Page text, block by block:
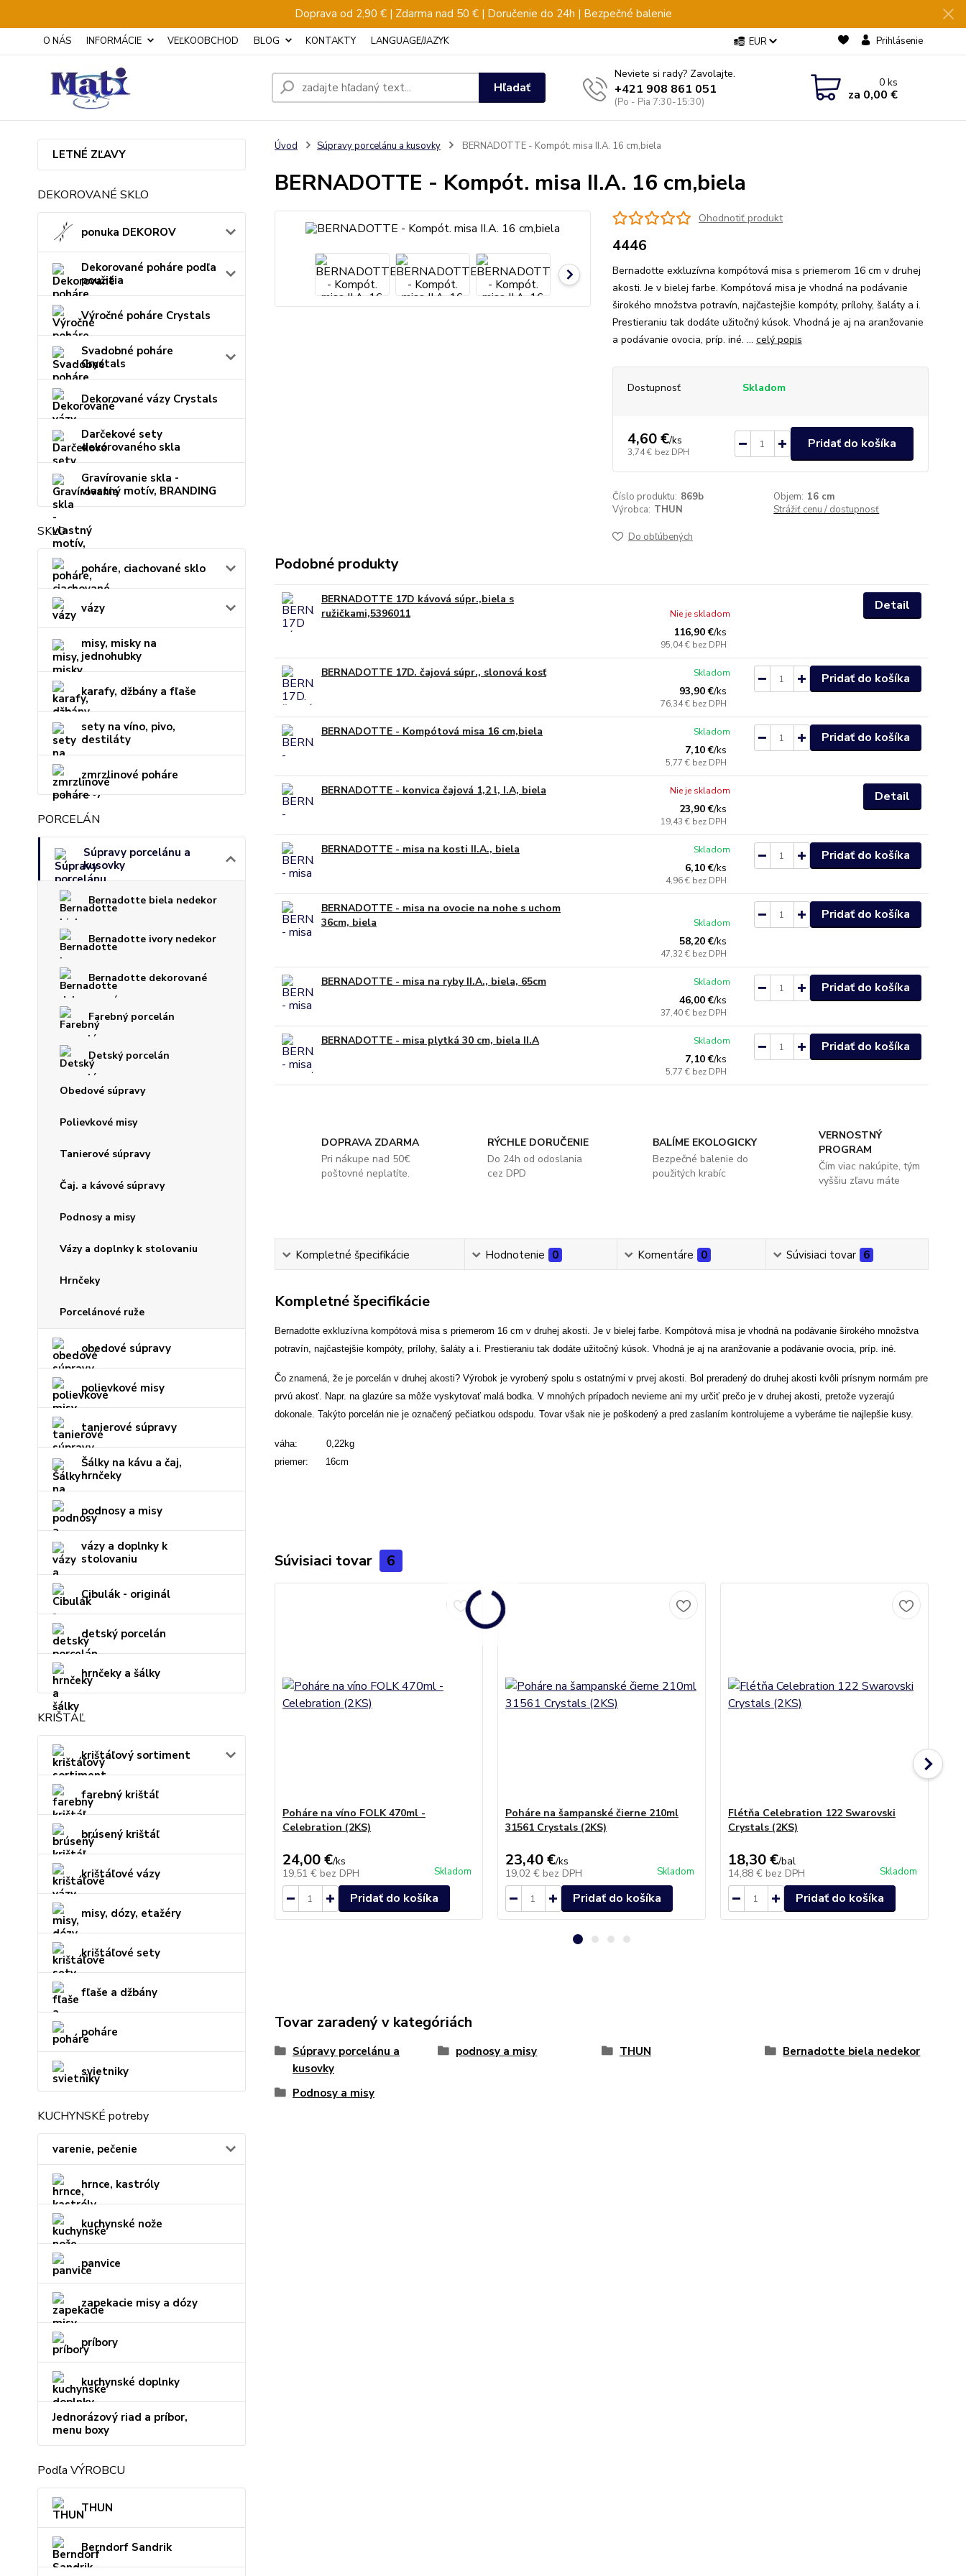
Doprava od 2,90 € | Zdarma nad 50 € | Doručenie do 24h | Bezpečné balenie
O NÁS INFORMÁCIE VEĽKOOBCHOD BLOG KONTAKTY LANGUAGE/JAZYK EUR Prihlásenie
Hľadať
Neviete si rady? Zavolajte.
+421 908 861 051
(Po - Pia 7:30-15:30)
0ks
za 0,00 €
LETNÉ ZĽAVY
DEKOROVANÉ SKLO
ponuka DEKOROV
Dekorované poháre podľa
použitia
Výročné poháre Crystals
Svadobné poháre
Crystals
Dekorované vázy Crystals
Darčekové sety
dekorovaného skla
Gravírovanie skla -
vlastný motív, BRANDING
SKLO
poháre, ciachované sklo
vázy
misy, misky na
jednohubky
karafy, džbány a fľaše
sety na víno, pivo,
destiláty
zmrzlinové poháre
PORCELÁN
Súpravy porcelánu a
kusovky
Bernadotte biela nedekor
Bernadotte ivory nedekor
Bernadotte dekorované
Farebný porcelán
Detský porcelán
Obedové súpravy
Polievkové misy
Tanierové súpravy
Čaj. a kávové súpravy
Podnosy a misy
Vázy a doplnky k stolovaniu
Hrnčeky
Porcelánové ruže
obedové súpravy
polievkové misy
tanierové súpravy
Šálky na kávu a čaj,
hrnčeky
podnosy a misy
vázy a doplnky k
stolovaniu
Cibulák - originál
detský porcelán
hrnčeky a šálky
KRIŠTÁĽ
krištáľový sortiment
farebný krištáľ
brúsený krištáľ
krištáľové vázy
misy, dózy, etažéry
krištáľové sety
fľaše a džbány
poháre
svietniky
KUCHYNSKÉ potreby
varenie, pečenie
hrnce, kastróly
kuchynské nože
panvice
zapekacie misy a dózy
príbory
kuchynské doplnky
Jednorázový riad a príbor,
menu boxy
Podľa VÝROBCU
THUN
Berndorf Sandrik
Úvod Súpravy porcelánu a kusovky BERNADOTTE - Kompót. misa II.A. 16 cm,biela
BERNADOTTE - Kompót. misa II.A. 16 cm,biela
Ohodnotiť produkt
4446
Bernadotte exkluzívna kompótová misa s priemerom 16 cm v druhej
akosti. Je v bielej farbe. Kompótová misa je vhodná na podávanie
širokého množstva potravín, najčastejšie kompóty, prílohy, šaláty a i.
Prestieraniu tak dodáte užitočný kúsok. Vhodná je aj na aranžovanie
a podávanie ovocia, príp. iné. ... celý popis
Dostupnosť Skladom
4,60 €/ks
3,74 € bez DPH
Pridať do košíka
Číslo produktu: 869b Objem: 16 cm
Výrobca: THUN Strážiť cenu / dostupnosť
Do obľúbených
Podobné produkty
BERNADOTTE 17D kávová súpr.,biela s
ružičkami,5396011
116,90 €/ks
95,04 € bez DPH
Nie je skladom
Detail
BERNADOTTE 17D. čajová súpr., slonová kosť
93,90 €/ks
76,34 € bez DPH
Skladom Pridať do košíka
BERNADOTTE - Kompótová misa 16 cm,biela
7,10 €/ks
5,77 € bez DPH
Skladom Pridať do košíka
BERNADOTTE - konvica čajová 1,2 l, I.A, biela
23,90 €/ks
19,43 € bez DPH
Nie je skladom Detail
BERNADOTTE - misa na kosti II.A., biela
6,10 €/ks
4,96 € bez DPH
Skladom Pridať do košíka
BERNADOTTE - misa na ovocie na nohe s uchom
36cm, biela
58,20 €/ks
47,32 € bez DPH
Skladom
Pridať do košíka
BERNADOTTE - misa na ryby II.A., biela, 65cm
46,00 €/ks
37,40 € bez DPH
Skladom Pridať do košíka
BERNADOTTE - misa plytká 30 cm, biela II.A
7,10 €/ks
5,77 € bez DPH
Skladom Pridať do košíka
DOPRAVA ZDARMA
Pri nákupe nad 50€
poštovné neplatíte.
RÝCHLE DORUČENIE
Do 24h od odoslania
cez DPD
BALÍME EKOLOGICKY
Bezpečné balenie do
použitých krabíc
VERNOSTNÝ
PROGRAM
Čím viac nakúpite, tým
vyššiu zľavu máte
Kompletné špecifikácie Hodnotenie 0 Komentáre 0 Súvisiaci tovar 6
Kompletné špecifikácie
Bernadotte exkluzívna kompótová misa s priemerom 16 cm v druhej akosti. Je v bielej farbe. Kompótová misa je vhodná na podávanie širokého množstva
potravín, najčastejšie kompóty, prílohy, šaláty a i. Prestieraniu tak dodáte užitočný kúsok. Vhodná je aj na aranžovanie a podávanie ovocia, príp. iné.
Čo znamená, že je porcelán v druhej akosti? Výrobok je vyrobený spolu s ostatnými v prvej akosti. Bol preradený do druhej akosti kvôli prísnym normám pre
prvú akosť. Napr. na glazúre sa môže vyskytovať malá bodka. V mnohých prípadoch nevieme ani my určiť prečo je v druhej akosti, pretože vyzerajú
dokonale. Takýto porcelán nie je označený pečiatkou odspodu. Tovar však nie je poškodený a pred zaslaním kontrolujeme a vyberáme tie najlepšie kusy.
váha: 0,22kg
priemer: 16cm
Súvisiaci tovar 6
Poháre na víno FOLK 470ml -
Celebration (2KS)
24,00 €/ks
19,51 € bez DPH Skladom
Pridať do košíka
Poháre na šampanské čierne 210ml
31561 Crystals (2KS)
23,40 €/ks
19,02 € bez DPH Skladom
Pridať do košíka
Flétňa Celebration 122 Swarovski
Crystals (2KS)
18,30 €/bal
14,88 € bez DPH Skladom
Pridať do košíka
Tovar zaradený v kategóriách
Súpravy porcelánu a
kusovky
podnosy a misy THUN Bernadotte biela nedekor
Podnosy a misy